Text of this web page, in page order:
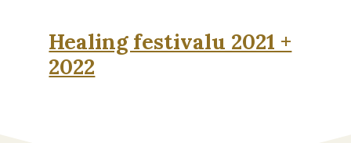
Healing festivalu 2021 +
2022